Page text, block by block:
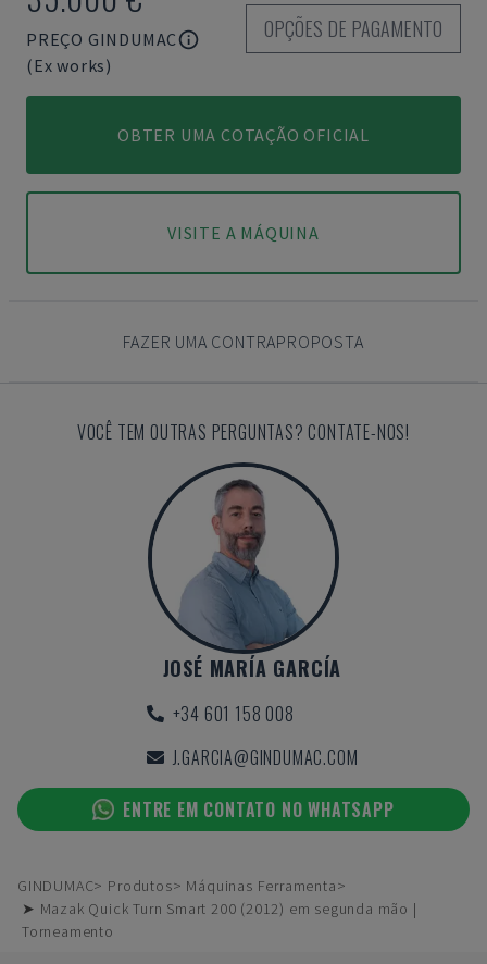
PREÇO GINDUMAC
(Ex works)
OPÇÕES DE PAGAMENTO
OBTER UMA COTAÇÃO OFICIAL
VISITE A MÁQUINA
FAZER UMA CONTRAPROPOSTA
VOCÊ TEM OUTRAS PERGUNTAS? CONTATE-NOS!
JOSÉ MARÍA GARCÍA
+34 601 158 008
J.GARCIA@GINDUMAC.COM
ENTRE EM CONTATO NO WHATSAPP
GINDUMAC Produtos
Máquinas Ferramenta
➤ Mazak Quick Turn Smart 200 (2012) em segunda mão |
Torneamento